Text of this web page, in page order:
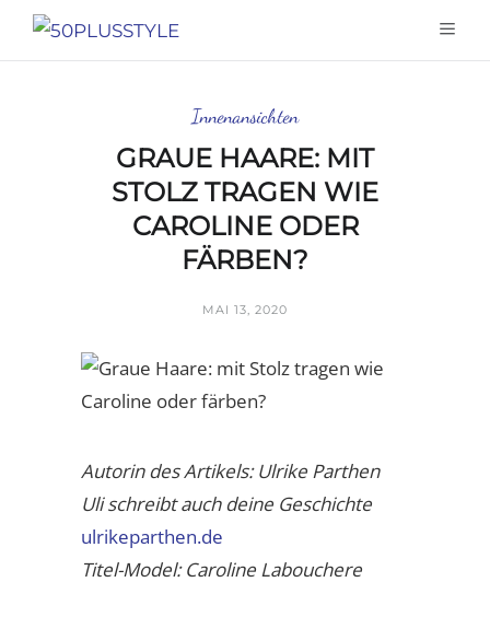
Innenansichten
GRAUE HAARE: MIT
STOLZ TRAGEN WIE
CAROLINE ODER
FÄRBEN?
MAI 13, 2020
Autorin des Artikels: Ulrike Parthen
Uli schreibt auch deine Geschichte
ulrikeparthen.de
Titel-Model: Caroline Labouchere